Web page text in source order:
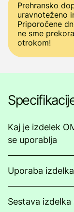
Prehransko
uravnoteženo
Priporočene
ne sme
otrokom!
Kaj je izdelek
se uporablja
Uporaba
Sestava izdelka